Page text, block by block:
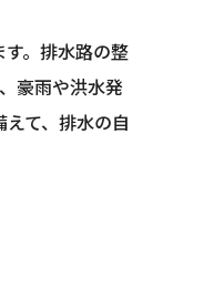
。排水路の整
豪雨や洪水発
て、排水の自